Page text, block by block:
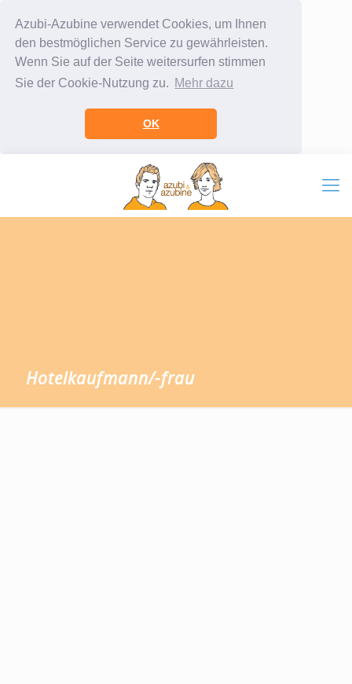
Azubi-Azubine verwendet Cookies, um Ihnen
den bestmöglichen Service zu gewährleisten.
Wenn Sie auf der Seite weitersurfen stimmen
Sie der Cookie-Nutzung zu. Mehr dazu
OK
Hotelkaufmann/-frau